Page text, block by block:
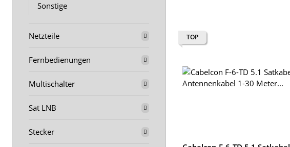
TOP
Sonstige
Netzteile
Fernbedienungen
Multischalter
Sat LNB
Stecker